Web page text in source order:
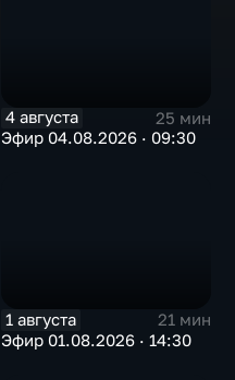
4 августа
25 мин
Эфир 04.08.2026 · 09:30
1 августа
21 мин
Эфир 01.08.2026 · 14:30